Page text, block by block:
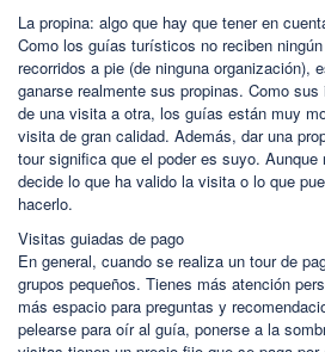
La propina: algo que hay que tener en
Como los guías turísticos no reciben
recorridos a pie (de ninguna organización),
ganarse realmente sus propinas. Como
de una visita a otra, los guías están muy
visita de gran calidad. Además, dar una
tour significa que el poder es suyo.
decide lo que ha valido la visita o lo que
hacerlo.
Visitas guiadas de pago
En general, cuando se realiza un tour de
grupos pequeños. Tienes más atención
más espacio para preguntas y
pelearse para oír al guía, ponerse a la